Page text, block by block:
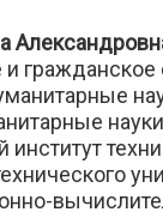
гражданское